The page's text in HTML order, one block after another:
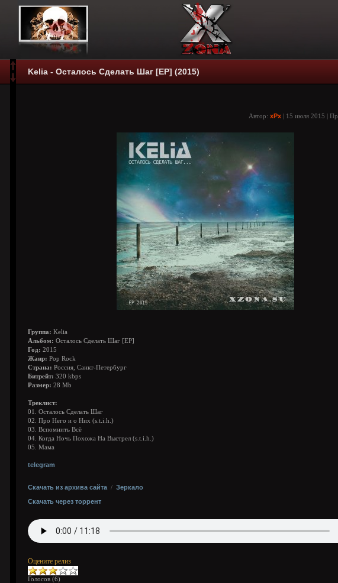
Kelia - Осталось Сделать Шаг [EP] (2015)
Автор: xPx | 15 июля 2015 |
Группа: Kelia
Альбом: Осталось Сделать Шаг [EP]
Год: 2015
Жанр: Pop Rock
Страна: Россия, Санкт-Петербург
Битрейт: 320 kbps
Размер: 28 Mb
Треклист:
01. Осталось Сделать Шаг
02. Про Него и о Них (s.t.i.h.)
03. Вспомнить Всё
04. Когда Ночь Похожа На Выстрел (s.t.i.h.)
05. Мама
telegram
Скачать из архива сайта / Зеркало
Скачать через торрент
Оцените релиз
Голосов (6)